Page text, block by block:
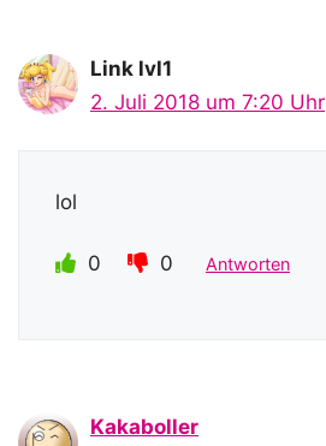
Link lvl1
2. Juli 2018 um 7:20 Uhr
lol
0 0 Antworten
Kakaboller